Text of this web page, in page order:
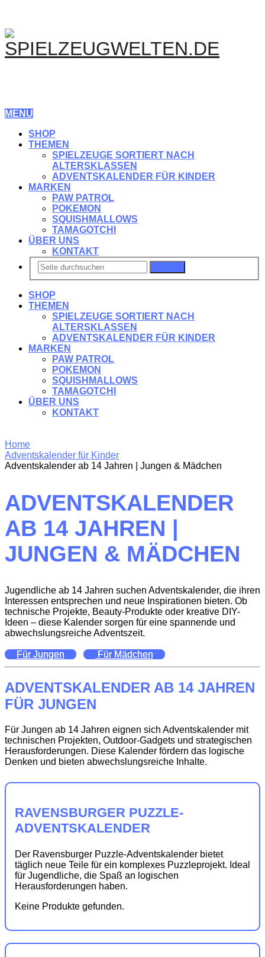
MENU
SHOP
THEMEN
SPIELZEUGE SORTIERT NACH
ALTERSKLASSEN
ADVENTSKALENDER FÜR KINDER
MARKEN
PAW PATROL
POKEMON
SQUISHMALLOWS
TAMAGOTCHI
ÜBER UNS
KONTAKT
SHOP
THEMEN
SPIELZEUGE SORTIERT NACH
ALTERSKLASSEN
ADVENTSKALENDER FÜR KINDER
MARKEN
PAW PATROL
POKEMON
SQUISHMALLOWS
TAMAGOTCHI
ÜBER UNS
KONTAKT
Home
Adventskalender für Kinder
Adventskalender ab 14 Jahren | Jungen & Mädchen
ADVENTSKALENDER
AB 14 JAHREN |
JUNGEN & MÄDCHEN
Jugendliche ab 14 Jahren suchen Adventskalender, die ihren
Interessen entsprechen und neue Inspirationen bieten. Ob
technische Projekte, Beauty-Produkte oder kreative DIY-
Ideen – diese Kalender sorgen für eine spannende und
abwechslungsreiche Adventszeit.
Für Jungen Für Mädchen
ADVENTSKALENDER AB 14 JAHREN
FÜR JUNGEN
Für Jungen ab 14 Jahren eignen sich Adventskalender mit
technischen Projekten, Outdoor-Gadgets und strategischen
Herausforderungen. Diese Kalender fördern das logische
Denken und bieten abwechslungsreiche Inhalte.
RAVENSBURGER PUZZLE-
ADVENTSKALENDER
Der Ravensburger Puzzle-Adventskalender bietet
täglich neue Teile für ein komplexes Puzzleprojekt. Ideal
für Jugendliche, die Spaß an logischen
Herausforderungen haben.
Keine Produkte gefunden.